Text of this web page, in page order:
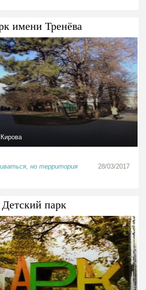
имени Тренёва
но территория
28/03/2017
Детский парк